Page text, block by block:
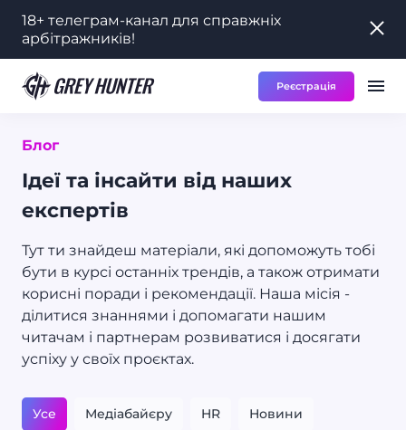
18+ телеграм-канал для справжніх
арбітражників!
RU Робота
18+ телеграм-канал для справжніх
арбітражників!
Реєстрація
Блог
Ідеї та інсайти від наших
експертів
Тут ти знайдеш матеріали, які допоможуть тобі
бути в курсі останніх трендів, а також отримати
корисні поради і рекомендації. Наша місія -
ділитися знаннями і допомагати нашим
читачам і партнерам розвиватися і досягати
успіху у своїх проєктах.
Усе Медіабайєру HR Новини